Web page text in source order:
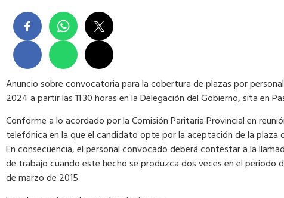
Anuncio sobre convocatoria para la cobertura de plazas por
2024 a partir las 11:30 horas en la Delegación del Gobierno, sita en
Conforme a lo acordado por la Comisión Paritaria Provincial en
telefónica en la que el candidato opte por la aceptación de la
En consecuencia, el personal convocado deberá contestar a la
de trabajo cuando este hecho se produzca dos veces en el periodo
de marzo de 2015.